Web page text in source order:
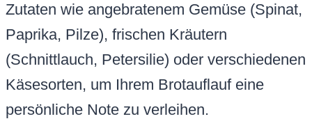
Zutaten wie angebratenem Gemüse (Spinat,
Paprika, Pilze), frischen Kräutern
(Schnittlauch, Petersilie) oder verschiedenen
Käsesorten, um Ihrem Brotauflauf eine
persönliche Note zu verleihen.